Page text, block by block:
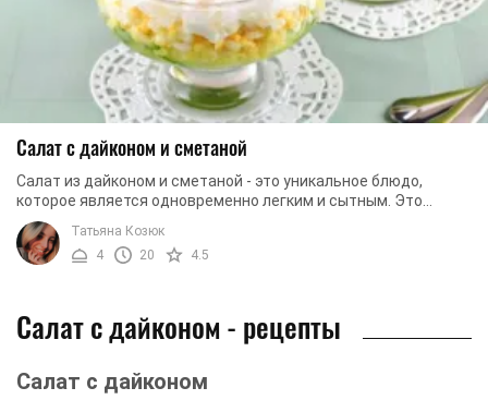
Салат с дайконом и сметаной
Салат из дайконом и сметаной - это уникальное блюдо,
которое является одновременно легким и сытным. Это
связано с тем, что для салата кроме дайкона ...
Татьяна Козюк
4
20 4.5
Салат с дайконом - рецепты
Салат с дайконом